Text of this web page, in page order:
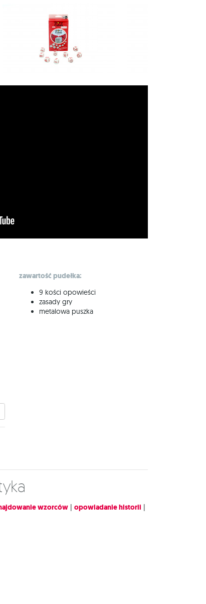
zawartość pudełka:
9 kości opowieści
zasady gry
metalowa puszka
wzorców | opowiadanie historii |